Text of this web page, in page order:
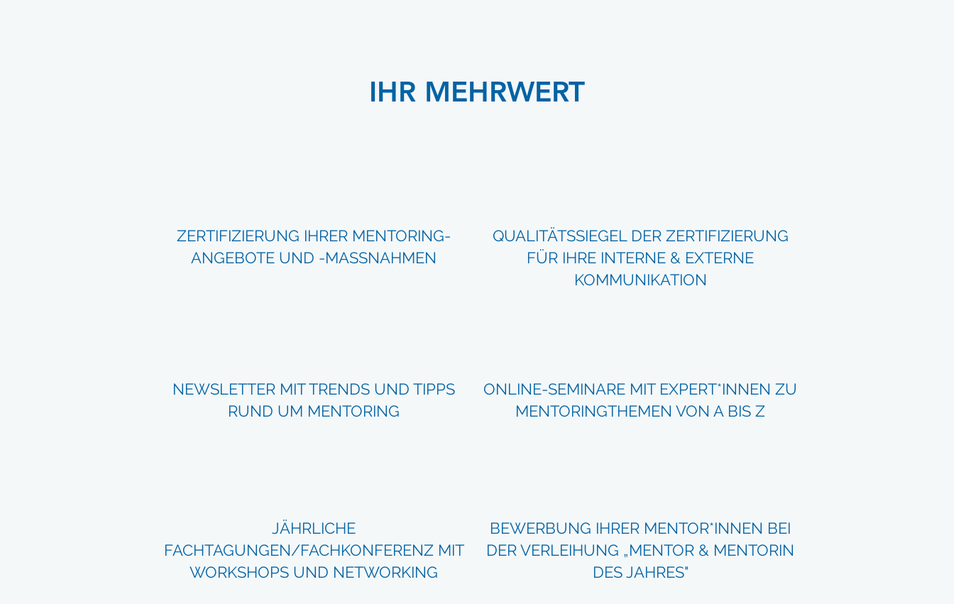
IHR MEHRWERT
ZERTIFIZIERUNG IHRER MENTORING-
ANGEBOTE UND -MASSNAHMEN
QUALITÄTSSIEGEL DER ZERTIFIZIERUNG
FÜR IHRE INTERNE & EXTERNE
KOMMUNIKATION
NEWSLETTER MIT TRENDS UND TIPPS
RUND UM MENTORING
ONLINE-SEMINARE MIT EXPERT*INNEN ZU
MENTORINGTHEMEN VON A BIS Z
JÄHRLICHE
FACHTAGUNGEN/FACHKONFERENZ MIT
WORKSHOPS UND NETWORKING
BEWERBUNG IHRER MENTOR*INNEN BEI
DER VERLEIHUNG „MENTOR & MENTORIN
DES JAHRES"